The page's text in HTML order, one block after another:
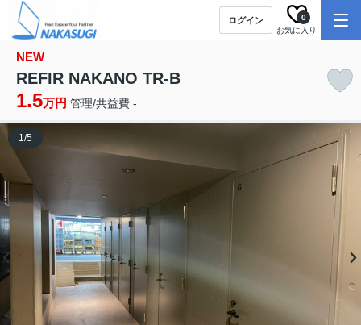
ログイン
お気に入り
0
NEW
REFIR NAKANO TR-B
1.5万円 管理/共益費 -
1/5